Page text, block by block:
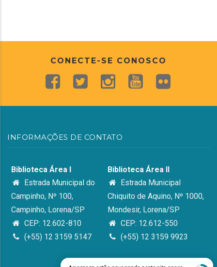
CONECTE-SE CONOSCO
INFORMAÇÕES DE CONTATO
Biblioteca Área I
Estrada Municipal do
Campinho, Nº 100,
Campinho, Lorena/SP
CEP: 12.602-810
(+55) 12 3159 5147
Biblioteca Área II
Estrada Municipal
Chiquito de Aquino, Nº 1000,
Mondesir, Lorena/SP
CEP: 12.612-550
(+55) 12 3159 9923